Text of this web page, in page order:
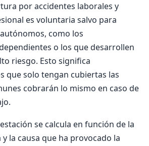
por accidentes laborales y
es voluntaria salvo para
como los
o los que desarrollen
riesgo. Esto significa
que solo tengan cubiertas las
cobrarán lo mismo en caso de
se calcula en función de la
la causa que ha provocado la